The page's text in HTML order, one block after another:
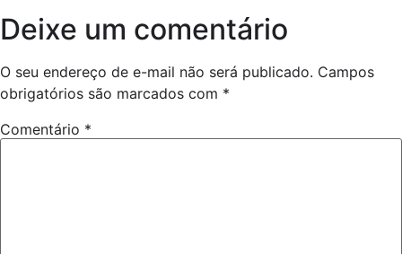
Deixe um comentário
O seu endereço de e-mail não será publicado. Campos
obrigatórios são marcados com *
Comentário *